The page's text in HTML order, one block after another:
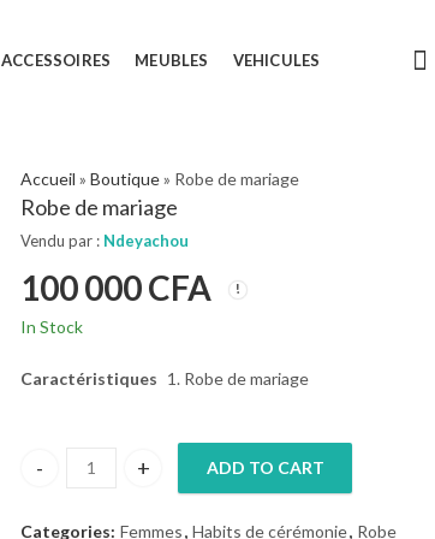
ACCESSOIRES MEUBLES VEHICULES
Accueil » Boutique» Robe de mariage
Robe de mariage
Vendu par : Ndeyachou
100 000CFA
In Stock
Caractéristiques Robe de mariage
Robe de mariage quantity
ADD TO CART
Categories: Femmes, Habits de cérémonie, Robe